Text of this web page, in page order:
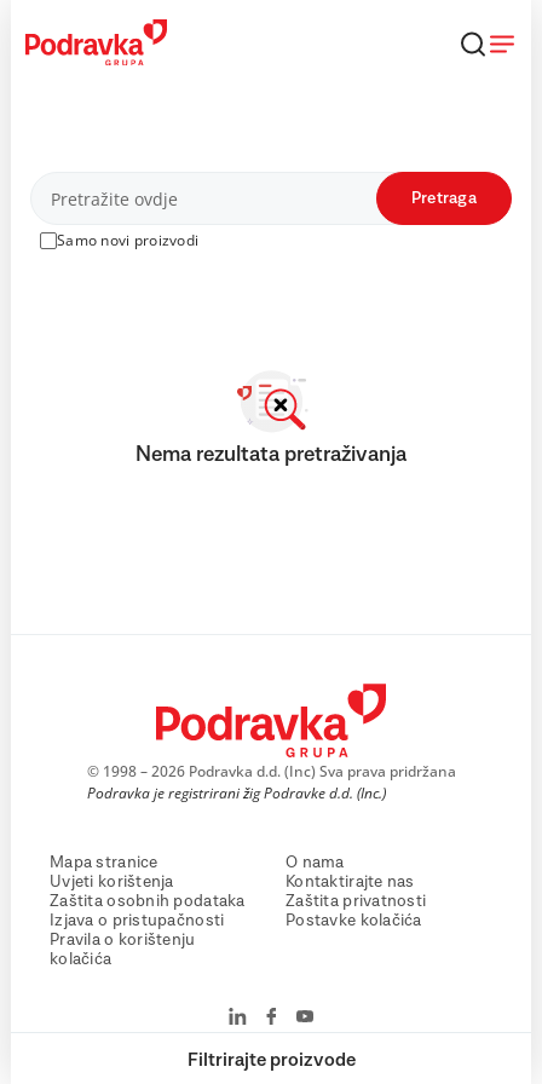
content
Proizvodi
Samo novi proizvodi
Pretraga
Filtrirajte proizvode
Nema rezultata pretraživanja
© 1998 – 2026 Podravka d.d. (Inc) Sva prava pridržana
Podravka je registrirani žig Podravke d.d. (Inc.)
Mapa stranice
Uvjeti korištenja
Zaštita osobnih podataka
Izjava o pristupačnosti
Pravila o korištenju
kolačića
O nama
Kontaktirajte nas
Zaštita privatnosti
Postavke kolačića